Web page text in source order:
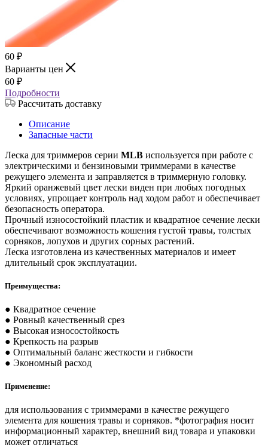
60 ₽
Варианты цен
60 ₽
Подробности
Рассчитать доставку
Описание
Запасные части
Леска для триммеров серии MLB используется при работе с
электрическими и бензиновыми триммерами в качестве
режущего элемента и заправляется в триммерную головку.
Яркий оранжевый цвет лески виден при любых погодных
условиях, упрощает контроль над ходом работ и обеспечивает
безопасность оператора.
Прочный износостойкий пластик и квадратное сечение лески
обеспечивают возможность кошения густой травы, толстых
сорняков, лопухов и других сорных растений.
Леска изготовлена из качественных материалов и имеет
длительный срок эксплуатации.
Преимущества:
● Квадратное сечение
● Ровный качественный срез
● Высокая износостойкость
● Крепкость на разрыв
● Оптимальный баланс жесткости и гибкости
● Экономный расход
Применение:
для использования с триммерами в качестве режущего
элемента для кошения травы и сорняков. *фотография носит
информационный характер, внешний вид товара и упаковки
может отличаться